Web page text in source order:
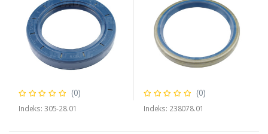
(0)
Indeks: 305-28.01
(0)
Indeks: 238078.01